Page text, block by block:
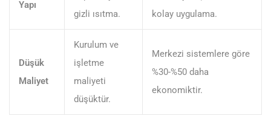
Yapı
gizli ısıtma.
kolay uygulama.
Düşük
Maliyet
Kurulum ve
işletme
maliyeti
düşüktür.
Merkezi sistemlere göre
%30-%50 daha
ekonomiktir.